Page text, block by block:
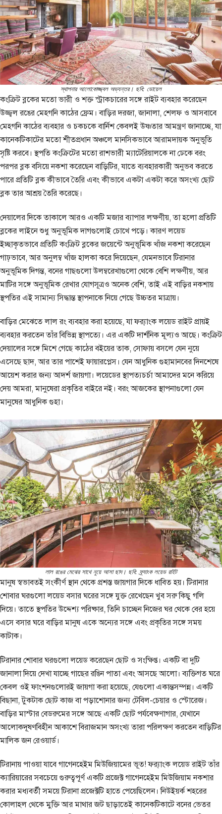
স্থাপনার আলোকোজ্জ্বল অভ্যন্তর। ছবি: ডোয়েল
কংক্রিট ব্লকের মতো ভারী ও শক্ত স্ট্রাকচারের সঙ্গে রাইট ব্যবহার করেছেন
উজ্জ্বল রঙের মেহগনি কাঠের ফ্রেম। বাড়ির দরজা, জানালা, শেলফ ও আসবাবে
মেহগনি কাঠের ব্যবহার ও চকচকে বার্নিশ কেবলই উষ্ণতার আমন্ত্রণ জানাচ্ছে, যা
কানেকটিকাটের মতো শীতপ্রধান অঞ্চলে মানসিকভাবে আরামদায়ক অনুভূতি
সৃষ্টি করবে। স্থপতি কংক্রিটের মতো রাশভারী ম্যাটেরিয়ালকে না ঢেকে বরং
পরপর ব্লক বসিয়ে নকশা করেছেন বাড়িটির, যাতে ব্যবহারকারী অনুভব করতে
পারে প্রতিটি ব্লক কীভাবে তৈরি এবং কীভাবে একটা একটা করে অসংখ্য ছোট
ব্লক তার আশ্রয় তৈরি করেছে।
দেয়ালের দিকে তাকালে আরও একটি মজার ব্যাপার লক্ষণীয়, তা হলো প্রতিটি
ব্লকের লাইনে শুধু অনুভূমিক দাগগুলোই চোখে পড়ে। কারণ লয়েড
ইচ্ছাকৃতভাবে প্রতিটি কংক্রিট ব্লকের জয়েন্টে অনুভূমিক খাঁজ নকশা করেছেন
গাঢ়ভাবে, আর অনুলম্ব খাঁজ হালকা করে দিয়েছেন, যেমনভাবে টিরানার
অনুভূমিক দিগন্ত, বনের গাছগুলো উলম্বরেখাগুলো থেকে বেশি লক্ষণীয়, আর
মাটির সঙ্গে অনুভূমিক রেখার যোগসূত্রও অনেক বেশি, তাই এই বাড়ির নকশায়
স্থপতির এই সামান্য সিদ্ধান্ত স্থাপনাকে নিয়ে গেছে উচ্চতর মাত্রায়।
বাড়ির মেঝেতে লাল রং ব্যবহার করা হয়েছে, যা ফ্র‍্যাংক লয়েড রাইট প্রায়ই
ব্যবহার করতেন তাঁর বিভিন্ন স্থাপত্যে। এর একটি দার্শনিক মূল্যও আছে। কংক্রিট
দেয়ালের সঙ্গে মিশে গেছে কাঠের বইয়ের তাক, সোফায় বসলে যেন নুয়ে
এসেছে ছাদ, আর তার পাশেই ফায়ারপ্লেস। যেন আধুনিক গুহামানবের দিনশেষে
আয়েশ করার জন্য আদর্শ জায়গা। লয়েডের স্থাপত্যচর্চা আমাদের মনে করিয়ে
দেয় আমরা, মানুষেরা প্রকৃতির বাইরে নই। বরং আজকের স্থাপনাগুলো যেন
মানুষের আধুনিক গুহা।
লাল রঙের মেঝের সাথে নুয়ে আসা ছাদ। ছবি: ফ্র্যাংক লয়েড রাইট
মানুষ স্বভাবতই সংকীর্ণ স্থান থেকে প্রশস্ত জায়গার দিকে ধাবিত হয়। টিরানার
শোবার ঘরগুলো লয়েড বসার ঘরের সঙ্গে যুক্ত রেখেছেন খুব সরু কিছু গলি
দিয়ে। তাতে স্থপতির উদ্দেশ্য পরিষ্কার, তিনি চাচ্ছেন নিজের ঘর থেকে বের হয়ে
এসে বসার ঘরে বাড়ির মানুষ একে অন্যের সঙ্গে এবং প্রকৃতির সঙ্গে সময়
কাটাক।
টিরানার শোবার ঘরগুলো লয়েড করেছেন ছোট ও সংক্ষিপ্ত। একটি বা দুটি
জানালা দিয়ে দেখা যাচ্ছে গাছের রঙিন পাতা এবং আসছে আলো। ব্যক্তিগত ঘরে
কেবল ওই ফাংশনগুলোরই জায়গা করা হয়েছে, যেগুলো একান্তসম্পন্ন। একটি
বিছানা, টুকটাক ছোট কাজ বা পড়াশোনার জন্য টেবিল-চেয়ার ও স্টোরেজ।
বাড়ির মাস্টার বেডরুমের সঙ্গে আছে একটি ছোট পর্যবেক্ষণাগার, যেখানে
আলোকদূষণবিহীন আকাশে বিরাজমান অসংখ্য তারা পরিলক্ষণ করতেন বাড়িটির
মালিক জন রেওয়ার্ড।
টিরানায় পাওয়া যাবে গাগেনহেইম মিউজিয়ামের ভূত! ফ্র‍্যাংক লয়েড রাইট তাঁর
ক্যারিয়ারের সবচেয়ে গুরুত্বপূর্ণ একটি প্রজেক্ট গাগেনহেইম মিউজিয়াম নকশার
করার মধ্যবর্তী সময়ে টিরানা প্রজেক্টটি হাতে পেয়েছিলেন। নিউইয়র্ক শহরের
কোলাহল থেকে মুক্তি আর মাথার জট ছাড়াতেই কানেকটিকাটে বনের ভেতর